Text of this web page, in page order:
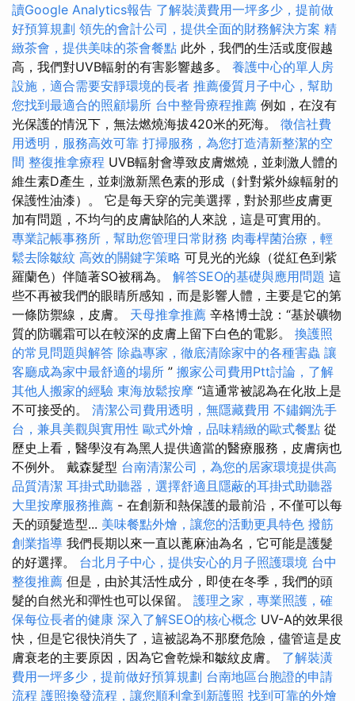
讀Google Analytics報告 了解裝潢費用一坪多少，提前做
好預算規劃 領先的會計公司，提供全面的財務解決方案 精
緻茶會，提供美味的茶會餐點 此外，我們的生活或度假越
高，我們對UVB輻射的有害影響越多。 養護中心的單人房
設施，適合需要安靜環境的長者 推薦優質月子中心，幫助
您找到最適合的照顧場所 台中整骨療程推薦 例如，在沒有
光保護的情況下，無法燃燒海拔420米的死海。 徵信社費
用透明，服務高效可靠 打掃服務，為您打造清新整潔的空
間 整復推拿療程 UVB輻射會導致皮膚燃燒，並刺激人體的
維生素D產生，並刺激新黑色素的形成（針對紫外線輻射的
保護性油漆）。 它是每天穿的完美選擇，對於那些皮膚更
加有問題，不均勻的皮膚缺陷的人來說，這是可實用的。
專業記帳事務所，幫助您管理日常財務 肉毒桿菌治療，輕
鬆去除皺紋 高效的關鍵字策略 可見光的光線（從紅色到紫
羅蘭色）伴隨著SO被稱為。 解答SEO的基礎與應用問題 這
些不再被我們的眼睛所感知，而是影響人體，主要是它的第
一條防禦線，皮膚。 天母推拿推薦 辛格博士說：“基於礦物
質的防曬霜可以在較深的皮膚上留下白色的電影。 換護照
的常見問題與解答 除蟲專家，徹底清除家中的各種害蟲 讓
客廳成為家中最舒適的場所 ” 搬家公司費用Ptt討論，了解
其他人搬家的經驗 東海放鬆按摩 “這通常被認為在化妝上是
不可接受的。 清潔公司費用透明，無隱藏費用 不鏽鋼洗手
台，兼具美觀與實用性 歐式外燴，品味精緻的歐式餐點 從
歷史上看，醫學沒有為黑人提供適當的醫療服務，皮膚病也
不例外。 戴森髮型 台南清潔公司，為您的居家環境提供高
品質清潔 耳掛式助聽器，選擇舒適且隱蔽的耳掛式助聽器
大里按摩服務推薦 - 在創新和熱保護的最前沿，不僅可以每
天的頭髮造型... 美味餐點外燴，讓您的活動更具特色 撥筋
創業指導 我們長期以來一直以蓖麻油為名，它可能是護髮
的好選擇。 台北月子中心，提供安心的月子照護環境 台中
整復推薦 但是，由於其活性成分，即使在冬季，我們的頭
髮的自然光和彈性也可以保留。 護理之家，專業照護，確
保每位長者的健康 深入了解SEO的核心概念 UV-A的效果很
快，但是它很快消失了，這被認為不那麼危險，儘管這是皮
膚衰老的主要原因，因為它會乾燥和皺紋皮膚。 了解裝潢
費用一坪多少，提前做好預算規劃 台南地區台胞證的申請
流程 護照換發流程，讓您順利拿到新護照 找到可靠的外燴